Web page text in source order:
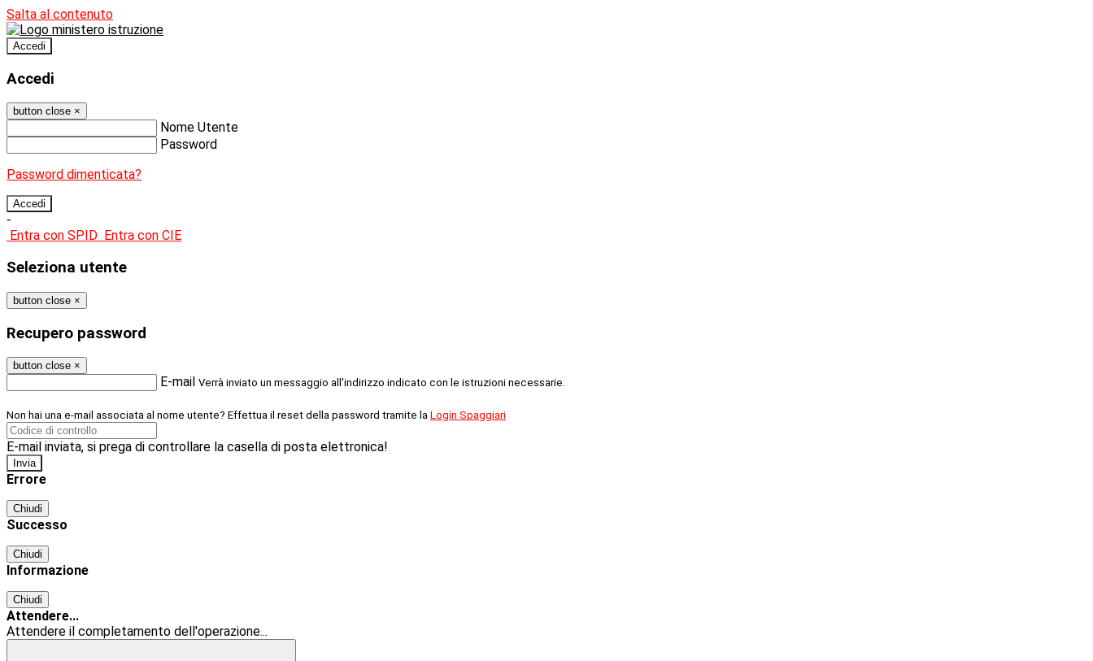
Salta al contenuto
Accedi
Accedi
button close ×
Nome Utente
Password
Password dimenticata?
-
Entra con SPID Entra con CIE
Seleziona utente
button close ×
Recupero password
button close ×
E-mail Verrà inviato un messaggio all'indirizzo indicato con le istruzioni necessarie.
Non hai una e-mail associata al nome utente? Effettua il reset della password tramite la Login Spaggiari
E-mail inviata, si prega di controllare la casella di posta elettronica!
Errore
Chiudi
Successo
Chiudi
Informazione
Chiudi
Attendere...
Attendere il completamento dell'operazione...